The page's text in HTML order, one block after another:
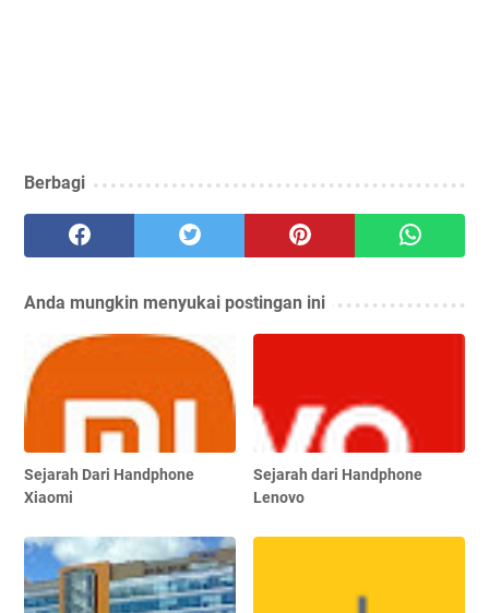
Berbagi
Anda mungkin menyukai postingan ini
Sejarah Dari Handphone
Xiaomi
Sejarah dari Handphone
Lenovo